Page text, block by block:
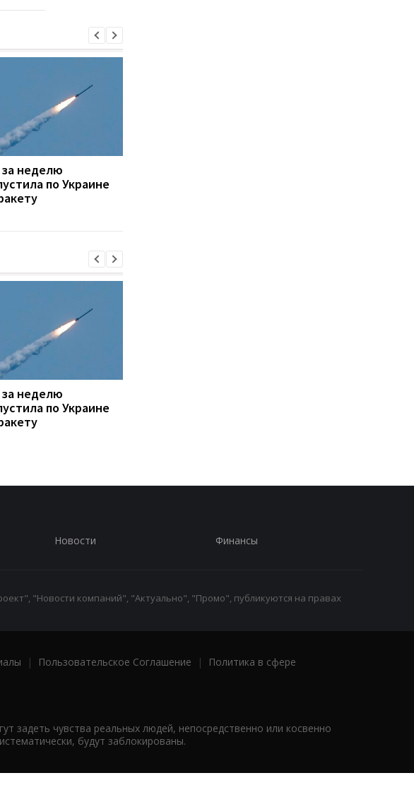
неделю
по Украине
неделю
по Украине
Новости Финансы
"Новости компаний", "Актуально", "Промо", публикуются на правах
| Пользовательское Соглашение |
Политика в сфере
чувства реальных людей, непосредственно или косвенно
будут заблокированы.